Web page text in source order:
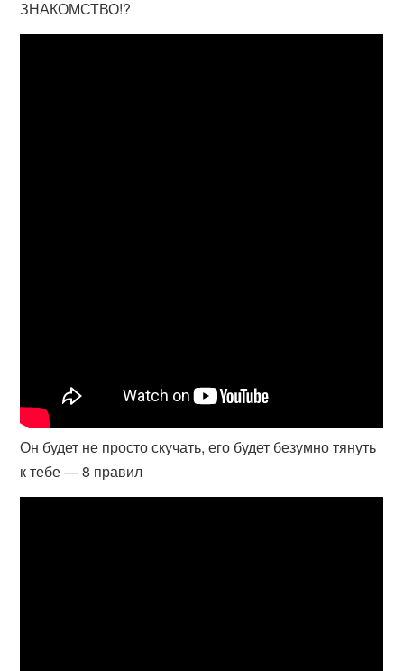
ЗНАКОМСТВО!?
Он будет не просто скучать, его будет безумно тянуть
к тебе — 8 правил